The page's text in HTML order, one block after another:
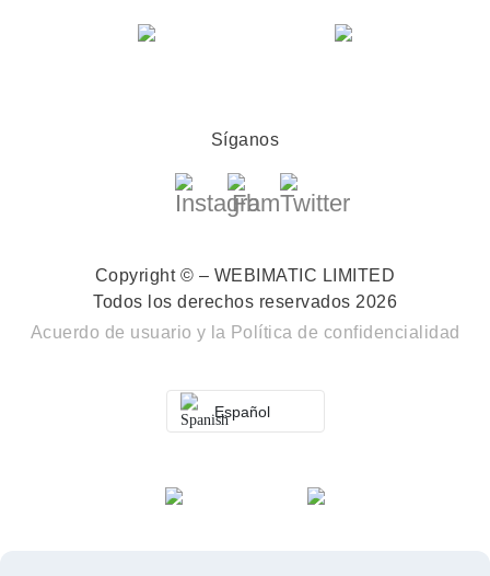
Síganos
Copyright © – WEBIMATIC LIMITED
Todos los derechos reservados 2026
Acuerdo de usuario y la Política de confidencialidad
Español